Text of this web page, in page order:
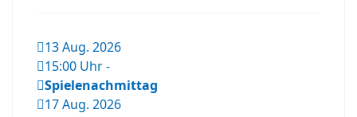
13 Aug. 2026
15:00 Uhr-
Spielenachmittag
17 Aug. 2026